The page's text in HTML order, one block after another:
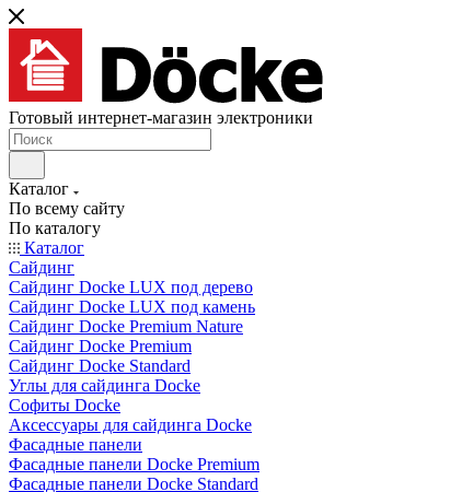
Готовый интернет-магазин электроники
Каталог
По всему сайту
По каталогу
Каталог
Сайдинг
Сайдинг Docke LUX под дерево
Сайдинг Docke LUX под камень
Сайдинг Docke Premium Nature
Сайдинг Docke Premium
Сайдинг Docke Standard
Углы для сайдинга Docke
Софиты Docke
Аксессуары для сайдинга Docke
Фасадные панели
Фасадные панели Docke Premium
Фасадные панели Docke Standard